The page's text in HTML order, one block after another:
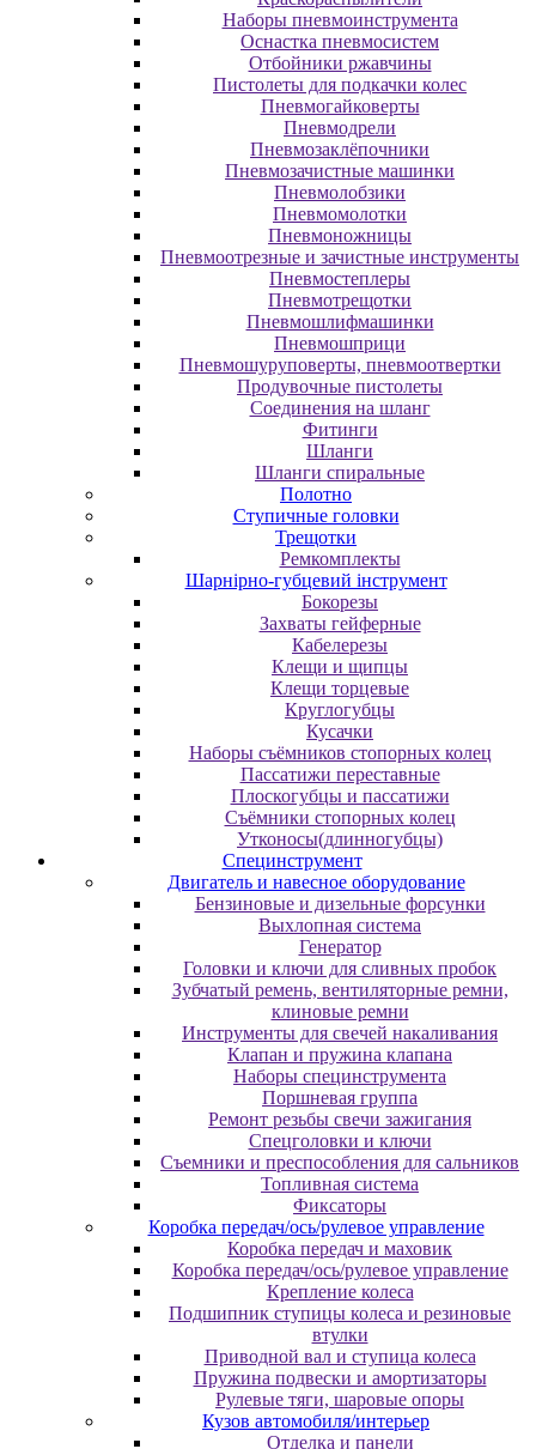
Наборы пневмоинструмента
Оснастка пневмосистем
Отбойники ржавчины
Пистолеты для подкачки колес
Пневмогайковерты
Пневмодрели
Пневмозаклёпочники
Пневмозачистные машинки
Пневмолобзики
Пневмомолотки
Пневмоножницы
Пневмоотрезные и зачистные инструменты
Пневмостеплеры
Пневмотрещотки
Пневмошлифмашинки
Пневмошприци
Пневмошуруповерты, пневмоотвертки
Продувочные пистолеты
Соединения на шланг
Фитинги
Шланги
Шланги спиральные
Полотно
Ступичные головки
Трещотки
Ремкомплекты
Шарнірно-губцевий інструмент
Бокорезы
Захваты гейферные
Кабелерезы
Клещи и щипцы
Клещи торцевые
Круглогубцы
Кусачки
Наборы съёмников стопорных колец
Пассатижи переставные
Плоскогубцы и пассатижи
Съёмники стопорных колец
Утконосы(длинногубцы)
Специнструмент
Двигатель и навесное оборудование
Бензиновые и дизельные форсунки
Выхлопная система
Генератор
Головки и ключи для сливных пробок
Зубчатый ремень, вентиляторные ремни,
клиновые ремни
Инструменты для свечей накаливания
Клапан и пружина клапана
Наборы специнструмента
Поршневая группа
Ремонт резьбы свечи зажигания
Спецголовки и ключи
Съемники и преспособления для сальников
Топливная система
Фиксаторы
Коробка передач/ось/рулевое управление
Коробка передач и маховик
Коробка передач/ось/рулевое управление
Крепление колеса
Подшипник ступицы колеса и резиновые
втулки
Приводной вал и ступица колеса
Пружина подвески и амортизаторы
Рулевые тяги, шаровые опоры
Кузов автомобиля/интерьер
Отделка и панели